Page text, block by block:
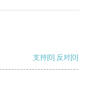
支持[0] 反对[0]